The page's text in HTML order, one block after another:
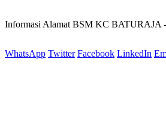
Informasi Alamat BSM KC BATURAJA
WhatsApp Twitter Facebook LinkedIn